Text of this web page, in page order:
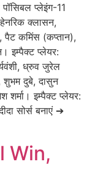
प्लेइंग-11
क्लासन,
पैट कमिंस (कप्तान),
इम्पैक्ट प्लेयर:
ध्रुव जुरेल
शुभम दुबे, दासुन
शर्मा। इम्पैक्ट प्लेयर:
सोर्स बनाएं ➔
Win,